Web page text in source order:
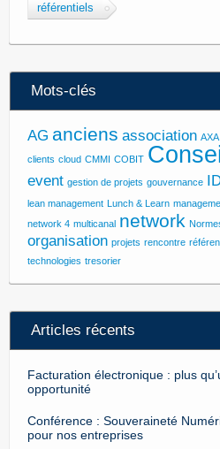
référentiels
Mots-clés
AG anciens association AXA
clients cloud CMMI COBIT
event gestion de projets gouvernance
lean management Lunch & Learn
network 4 multicanal network
organisation projets rencontre
technologies tresorier
Articles récents
Facturation électronique : plus
opportunité
Conférence : Souveraineté
pour nos entreprises